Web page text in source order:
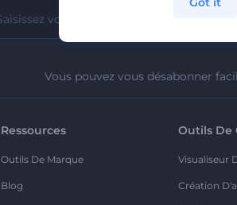
Vous pouvez vous désabonner
Ressources
Outils De Marque
Blog
Outils De
Visualiseur
Création